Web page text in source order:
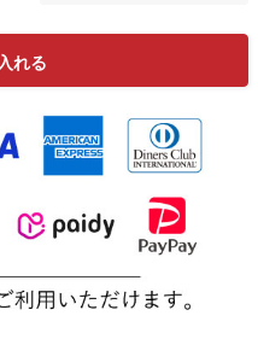
れる